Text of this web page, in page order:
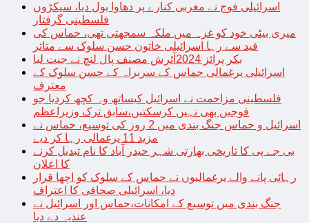
اسرائیلی فوج نے مغربی کنارے پر دھاوا بول دیا، سیکڑوں
فلسطینی گرفتار
میری بیٹی خود کو غزہ میں ملکہ سمجھتی تھی، حماس کی
قید سے رہا اسرائیلی خاتون حسن سلوک سے متاثر
بکر پرائز 2024آئرش مصنف پال لنچ نے جیت لیا
اسرائیلی یرغمالی حماس کے سربراہ کے حسن سلوک کے
معترف
فلسطینی مزاحمت نے اسرائیل کیساتھ وہ کچھ کردیا جو
فوجیں بھی نہیں کرسکتیں،سابق ترک وزیراعظم
اسرائیل و حماس جنگ بندی میں 2 روز کی توسیع، حماس نے
مزید 11 یرغمالی رہا کر دیے
بی جے پی کا تاریخی بھارتی شہر حیدر آباد کا نام تبدیل کرنے
کا اعلان
رہائی پانے والے یرغمالیوں نے حماس کے سلوک کو اچھا قرار
دیا، اسرائیلی صحافی کا اعتراف
جنگ بندی میں توسیع کے امکانات،حماس اور اسرائیل نے
عندیہ دے دیا